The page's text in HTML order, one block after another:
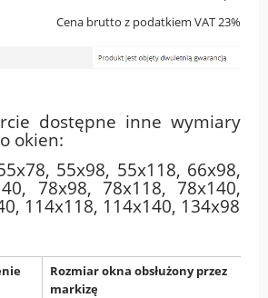
Cena brutto z podatkiem VAT 23%
dostępne inne wymiary
okien:
55x98, 55x118, 66x98,
78x98, 78x118, 78x140,
114x118, 114x140, 134x98
Rozmiar okna obsłużony przez
markizę